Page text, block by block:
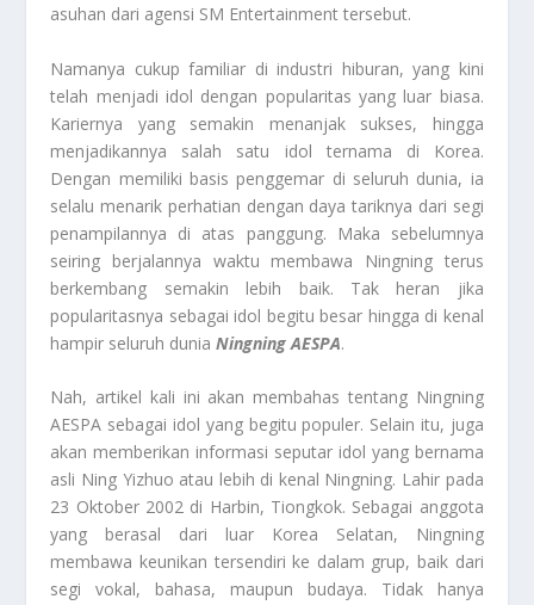
asuhan dari agensi SM Entertainment tersebut.
Namanya cukup familiar di industri hiburan, yang kini
telah menjadi idol dengan popularitas yang luar biasa.
Kariernya yang semakin menanjak sukses, hingga
menjadikannya salah satu idol ternama di Korea.
Dengan memiliki basis penggemar di seluruh dunia, ia
selalu menarik perhatian dengan daya tariknya dari segi
penampilannya di atas panggung. Maka sebelumnya
seiring berjalannya waktu membawa Ningning terus
berkembang semakin lebih baik. Tak heran jika
popularitasnya sebagai idol begitu besar hingga di kenal
hampir seluruh duniaNingning AESPA.
Nah, artikel kali ini akan membahas tentang Ningning
AESPA sebagai idol yang begitu populer. Selain itu, juga
akan memberikan informasi seputar idol yang bernama
asli Ning Yizhuo atau lebih di kenal Ningning. Lahir pada
23 Oktober 2002 di Harbin, Tiongkok. Sebagai anggota
yang berasal dari luar Korea Selatan, Ningning
membawa keunikan tersendiri ke dalam grup, baik dari
segi vokal, bahasa, maupun budaya. Tidak hanya